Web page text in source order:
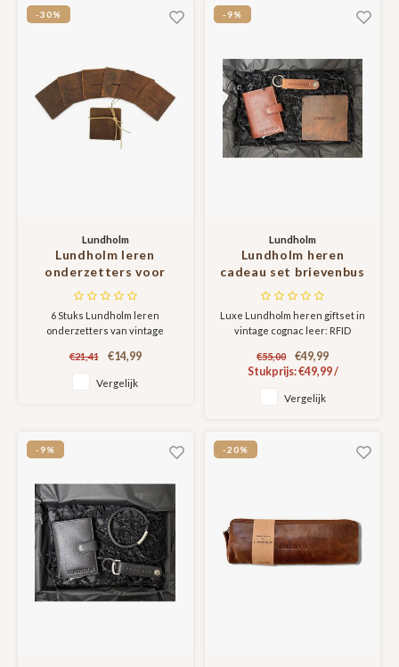
-30%
Lundholm
Lundholm leren
onderzetters voor
glazen vierkant bruin 6
stuks - onderzetters
design hunter leer
vintage - cadeau voor
man mannen
6 Stuks Lundholm leren
onderzetters van vintage
€21,41
€14,99
Vergelijk
-9%
Lundholm
Lundholm heren
cadeau set brievenbus
geschenkdoos -
mannen cadeautjes
leren pasjeshouder -
RFID
creditcardhouder safe
- cadeau voor man -
geschenk voor mannen
- leren onderzetters
cadeau voor man -
portefeuille bruin
Luxe Lundholm heren giftset in
vintage cognac leer: RFID
onderzetters & sleutelhanger
met bieropener. Scandinavisch
Perfect Vaderdag cadeau,
€55,00
€49,99
Stukprijs:€49,99/
Vergelijk
-9% -20%